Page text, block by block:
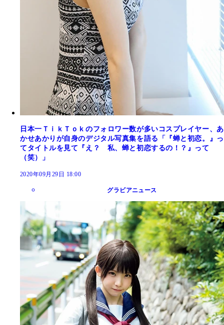
日本一ＴｉｋＴｏｋのフォロワー数が多いコスプレイヤー、あ
かせあかりが自身のデジタル写真集を語る「『蝉と初恋。』っ
てタイトルを見て『え？ 私、蝉と初恋するの！？』って
（笑）」
2020年09月29日 18:00
グラビアニュース